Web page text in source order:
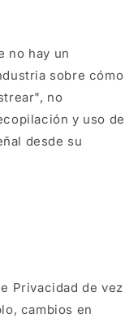
no hay un
sobre cómo
no
y uso de
desde su
Privacidad de vez
cambios en